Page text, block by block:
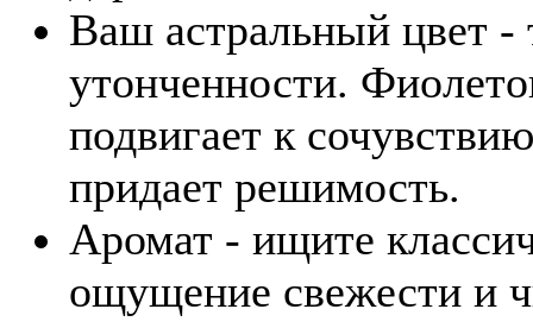
Ваш астральный цвет -
утонченности.
подвигает к
придает решимость.
Аромат - ищите
ощущение свежести и